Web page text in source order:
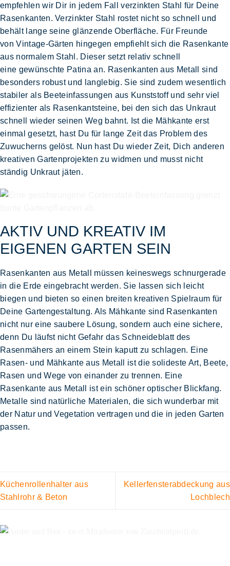
empfehlen wir Dir in jedem Fallverzinkten Stahl für Deine
Rasenkanten. Verzinkter Stahl rostet nicht so schnell und
behält lange seine glänzende Oberfläche. Für Freunde
vonVintage-Gärten hingegen empfiehlt sich die Rasenkante
aus normalem Stahl. Dieser setzt relativ schnell
eine gewünschte Patinaan. Rasenkanten aus Metall sind
besonders robust und langlebig. Sie sind zudem wesentlich
stabiler als Beeteinfassungen aus Kunststoff und sehr viel
effizienter als Rasenkantsteine, bei den sich das Unkraut
schnell wieder seinen Weg bahnt. Ist die Mähkanteerst
einmal gesetzt, hast Du für lange Zeit das Problem des
Zuwucherns gelöst. Nun hast Du wieder Zeit, Dich anderen
kreativen Gartenprojekten zu widmen und musst nicht
ständig Unkraut jäten.
AKTIV UND KREATIV IM
EIGENEN GARTEN SEIN
Rasenkanten aus Metall müssen keineswegs schnurgerade
in die Erde eingebracht werden. Sie lassen sich leicht
biegen und bieten so einen breiten kreativen Spielraum für
Deine Gartengestaltung. Als Mähkante sind Rasenkanten
nicht nur eine saubere Lösung, sondern auch eine sichere,
denn Du läufst nicht Gefahr das Schneideblatt des
Rasenmähers an einem Stein kaputt zu schlagen. Eine
Rasen- und Mähkante aus Metall ist die solideste Art, Beete,
Rasen und Wege von einander zu trennen. Eine
Rasenkante aus Metall ist ein schöneroptischer Blickfang.
Metalle sind natürliche Materialen, die sich wunderbar mit
der Natur und Vegetation vertragen und die in jeden Garten
passen.
Küchenrollenhalter aus
Stahlrohr & Beton
Kellerfensterabdeckung aus
Lochblech